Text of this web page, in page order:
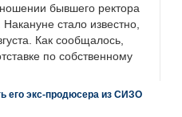
бывшего ректора
стало известно,
Как сообщалось,
по собственному
его экс-продюсера из СИЗО